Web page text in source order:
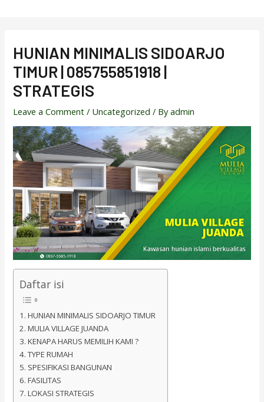
HUNIAN MINIMALIS SIDOARJO
TIMUR | 085755851918 |
STRATEGIS
Leave a Comment / Uncategorized / Byadmin
Daftar isi
HUNIAN MINIMALIS SIDOARJO TIMUR
MULIA VILLAGE JUANDA
KENAPA HARUS MEMILIH KAMI ?
TYPE RUMAH
SPESIFIKASI BANGUNAN
FASILITAS
LOKASI STRATEGIS